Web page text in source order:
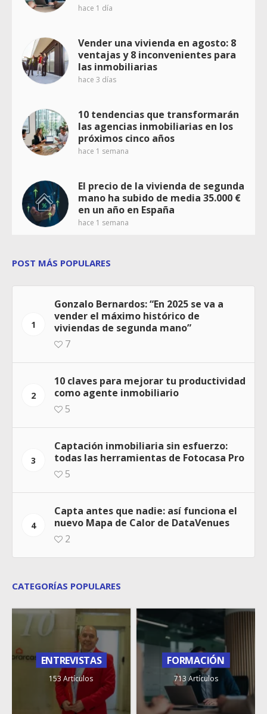
hace 1 día
Vender una vivienda en agosto: 8
ventajas y 8 inconvenientes para
las inmobiliarias
hace 3 días
10 tendencias que transformarán
las agencias inmobiliarias en los
próximos cinco años
hace 1 semana
El precio de la vivienda de segunda
mano ha subido de media 35.000 €
en un año en España
hace 1 semana
POST MÁS POPULARES
1
Gonzalo Bernardos: “En 2025 se va a
vender el máximo histórico de
viviendas de segunda mano”
7
2
10 claves para mejorar tu productividad
como agente inmobiliario
5
3
Captación inmobiliaria sin esfuerzo:
todas las herramientas de Fotocasa Pro
5
4
Capta antes que nadie: así funciona el
nuevo Mapa de Calor de DataVenues
2
CATEGORÍAS POPULARES
ENTREVISTAS
153 Artículos
FORMACIÓN
713 Artículos